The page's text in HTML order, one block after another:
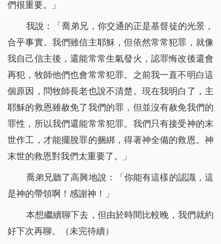
們很重要。」
我說：「喬弟兄，你交通的正是基督徒的光景，
合乎事實。我們雖信主耶穌，但依然常常犯罪，就像
我自己信主後，還能常常生氣發火，認罪悔改後還會
再犯，牧師他們也會常常犯罪。之前我一直不明白這
個原因，問牧師長老也說不清楚。現在我明白了，主
耶穌的救恩雖赦免了我們的罪，但並沒有赦免我們的
罪性，所以我們還能常常犯罪。我們只有接受神的末
世作工，才能擺脫罪的捆綁，得著神全備的救恩。神
末世的救恩對我們太重要了。」
喬弟兄聽了高興地說：「你能有這樣的認識，這
是神的帶領啊！感謝神！」
本想繼續聊下去，但由於時間比較晚，我們就約
好下次再聊。（未完待續）